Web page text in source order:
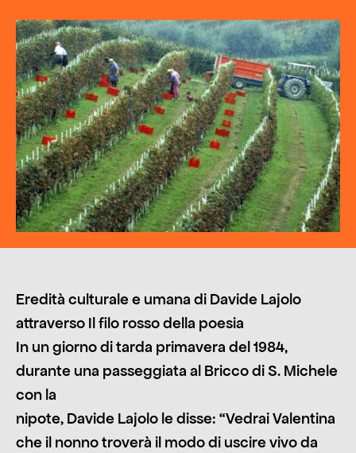
Eredità culturale e umana di Davide Lajolo
attraverso Il filo rosso della poesia
In un giorno di tarda primavera del 1984,
durante una passeggiata al Bricco di S. Michele
con la
nipote, Davide Lajolo le disse: “Vedrai Valentina
che il nonno troverà il modo di uscire vivo da